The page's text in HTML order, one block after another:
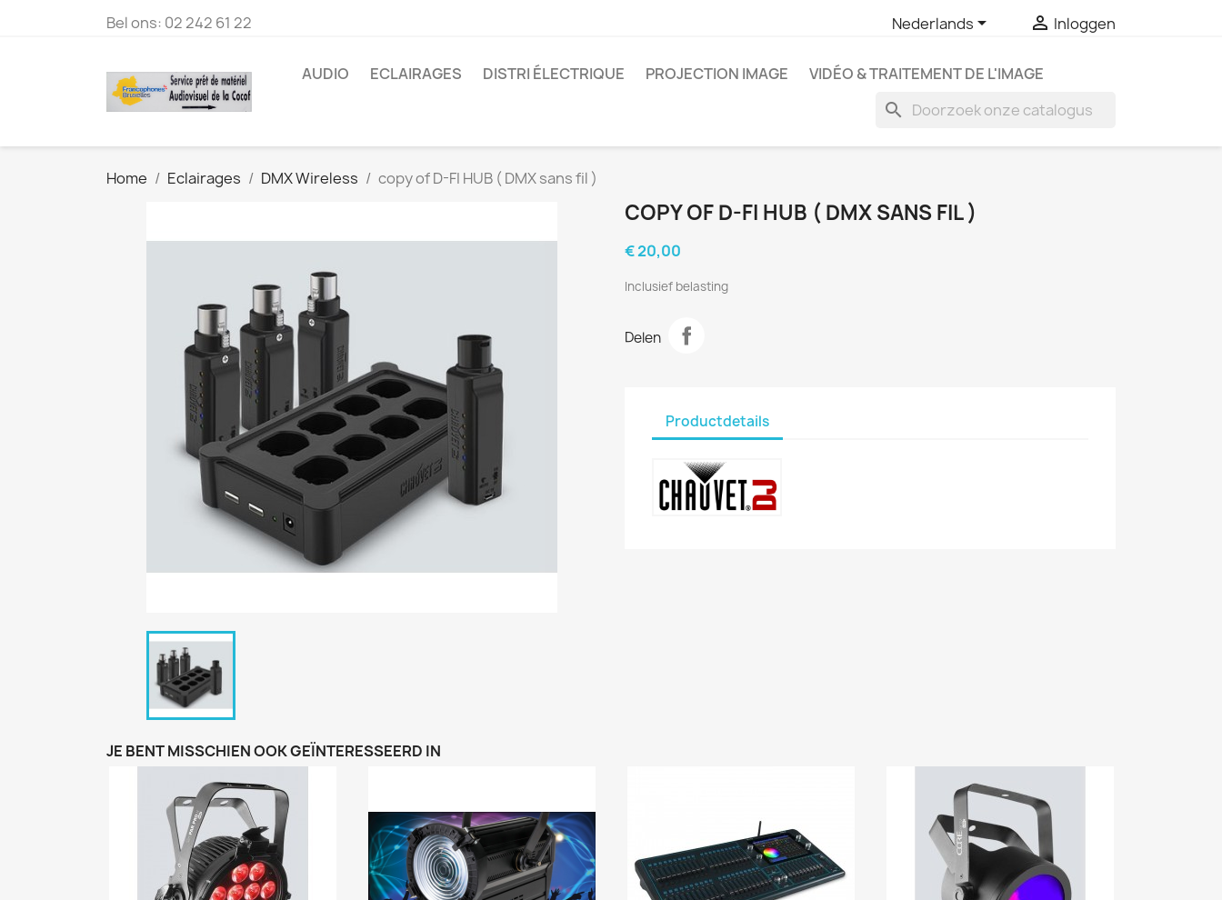
Bel ons: 02 242 61 22 Nederlands  Inloggen
AUDIO ECLAIRAGES DISTRI ÉLECTRIQUE PROJECTION IMAGE VIDÉO & TRAITEMENT DE L'IMAGE
search
Home Eclairages DMX Wireless copy of D-FI HUB ( DMX sans fil )
COPY OF D-FI HUB ( DMX SANS FIL )
€ 20,00
Inclusief belasting
Delen
Productdetails
JE BENT MISSCHIEN OOK GEÏNTERESSEERD IN